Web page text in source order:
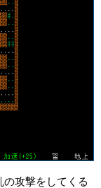
攻撃をしてくる